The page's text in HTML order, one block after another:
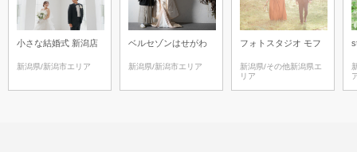
小さな結婚式 新潟店
新潟県/新潟市エリア
ベルセゾンはせがわ
新潟県/新潟市エリア
フォトスタジオ モフ
新潟県/その他新潟県エ
リア